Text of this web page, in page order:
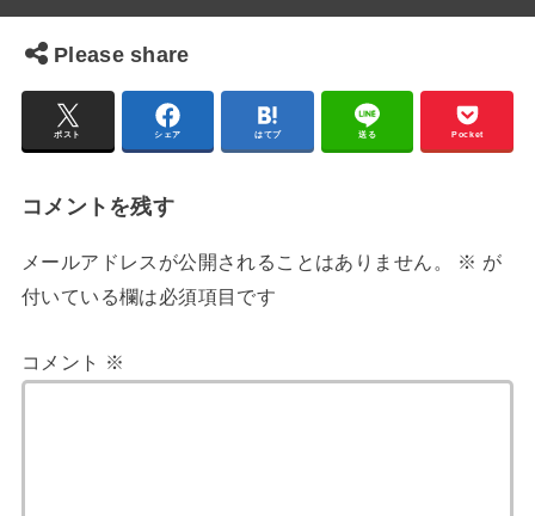
Please share
ポスト シェア はてブ 送る Pocket
コメントを残す
メールアドレスが公開されることはありません。 ※ が
付いている欄は必須項目です
コメント ※